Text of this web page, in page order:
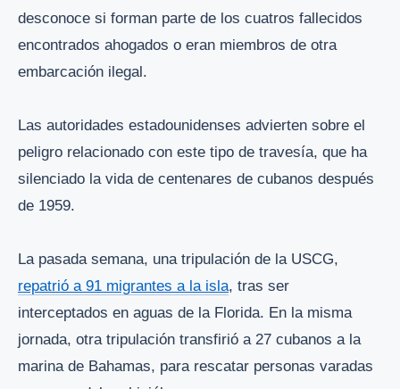
desconoce si forman parte de los cuatros fallecidos
encontrados ahogados o eran miembros de otra
embarcación ilegal.
Las autoridades estadounidenses advierten sobre el
peligro relacionado con este tipo de travesía, que ha
silenciado la vida de centenares de cubanos después
de 1959.
La pasada semana, una tripulación de la USCG,
repatrió a 91 migrantes a la isla, tras ser
interceptados en aguas de la Florida. En la misma
jornada, otra tripulación transfirió a 27 cubanos a la
marina de Bahamas, para rescatar personas varadas